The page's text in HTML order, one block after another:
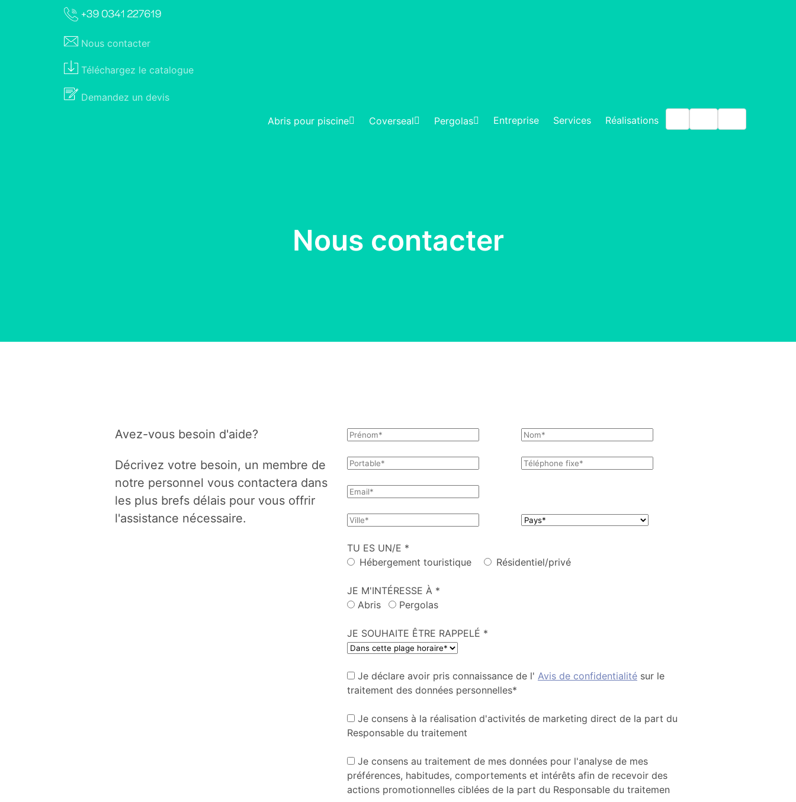
Nous contacter
Téléchargez le catalogue
Demandez un devis
Abris pour piscine Coverseal Pergolas Entreprise Services Réalisations
Nous contacter
Avez-vous besoin d'aide?
Décrivez votre besoin, un membre de
notre personnel vous contactera dans
les plus brefs délais pour vous offrir
l'assistance nécessaire.
TU ES UN/E *
Hébergement touristique
Résidentiel/privé
JE M'INTÉRESSE À *
Abris
Pergolas
JE SOUHAITE ÊTRE RAPPELÉ *
Je déclare avoir pris connaissance de l' Avis de confidentialitésur le
traitement des données personnelles*
Je consens à la réalisation d'activités de marketing direct de la part du
Responsable du traitement
Je consens au traitement de mes données pour l'analyse de mes
préférences, habitudes, comportements et intérêts afin de recevoir des
actions promotionnelles ciblées de la part du Responsable du traitemen